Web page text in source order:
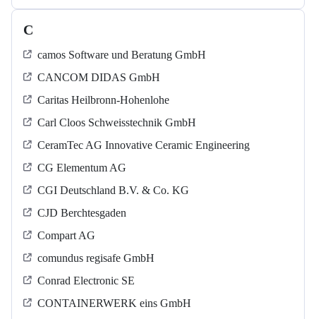
C
camos Software und Beratung GmbH
CANCOM DIDAS GmbH
Caritas Heilbronn-Hohenlohe
Carl Cloos Schweisstechnik GmbH
CeramTec AG Innovative Ceramic Engineering
CG Elementum AG
CGI Deutschland B.V. & Co. KG
CJD Berchtesgaden
Compart AG
comundus regisafe GmbH
Conrad Electronic SE
CONTAINERWERK eins GmbH